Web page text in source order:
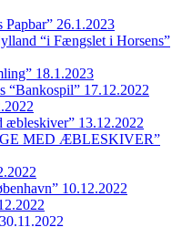
Papbar” 26.1.2023
“i Fængslet i Horsens”
18.1.2023
“Bankospil” 17.12.2022
æbleskiver” 13.12.2022
MED ÆBLESKIVER”
10.12.2022